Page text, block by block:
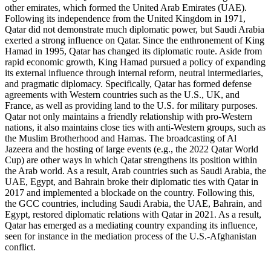
other emirates, which formed the United Arab Emirates (UAE).
Following its independence from the United Kingdom in 1971,
Qatar did not demonstrate much diplomatic power, but Saudi Arabia
exerted a strong influence on Qatar. Since the enthronement of King
Hamad in 1995, Qatar has changed its diplomatic route. Aside from
rapid economic growth, King Hamad pursued a policy of expanding
its external influence through internal reform, neutral intermediaries,
and pragmatic diplomacy. Specifically, Qatar has formed defense
agreements with Western countries such as the U.S., UK, and
France, as well as providing land to the U.S. for military purposes.
Qatar not only maintains a friendly relationship with pro-Western
nations, it also maintains close ties with anti-Western groups, such as
the Muslim Brotherhood and Hamas. The broadcasting of Al
Jazeera and the hosting of large events (e.g., the 2022 Qatar World
Cup) are other ways in which Qatar strengthens its position within
the Arab world. As a result, Arab countries such as Saudi Arabia, the
UAE, Egypt, and Bahrain broke their diplomatic ties with Qatar in
2017 and implemented a blockade on the country. Following this,
the GCC countries, including Saudi Arabia, the UAE, Bahrain, and
Egypt, restored diplomatic relations with Qatar in 2021. As a result,
Qatar has emerged as a mediating country expanding its influence,
seen for instance in the mediation process of the U.S.-Afghanistan
conflict.